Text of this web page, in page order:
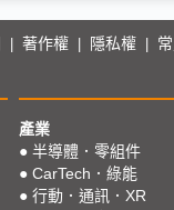
著作權 隱私權
產業
● 半導體．零組件
● CarTech．綠能
● 行動．通訊．XR